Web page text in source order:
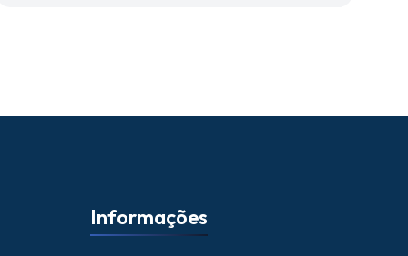
Informações